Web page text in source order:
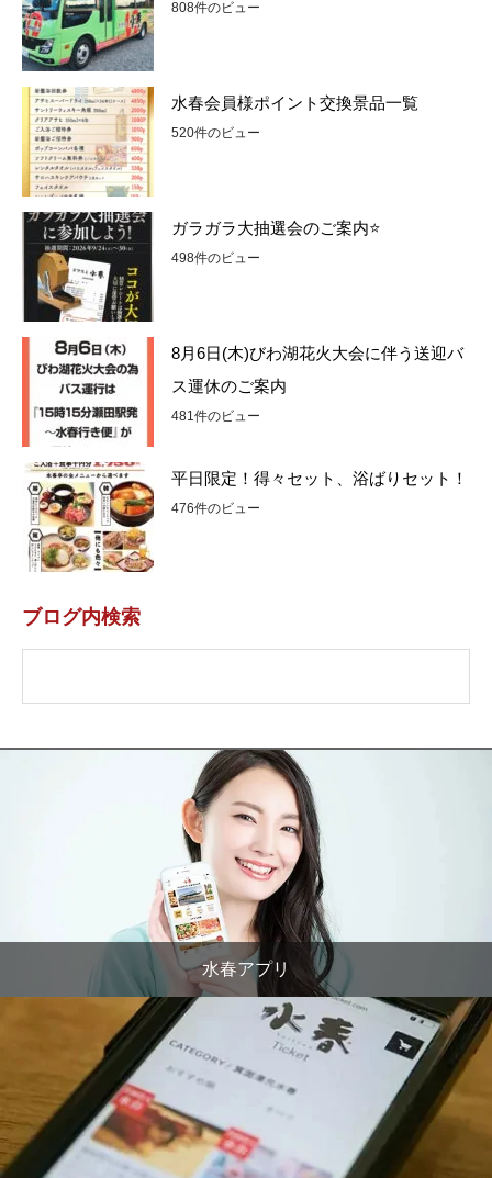
808件のビュー
水春会員様ポイント交換景品一覧
520件のビュー
ガラガラ大抽選会のご案内⭐
498件のビュー
8月6日(木)びわ湖花火大会に伴う送迎バ
ス運休のご案内
481件のビュー
平日限定！得々セット、浴ばりセット！
476件のビュー
ブログ内検索
水春アプリ